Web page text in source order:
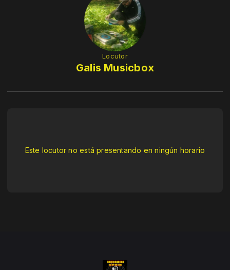
Locutor
Galis Musicbox
Este locutor no está presentando en ningún horario